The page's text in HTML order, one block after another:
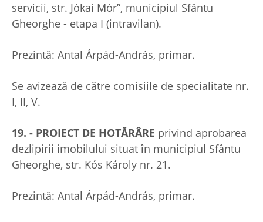
servicii, str. Jókai Mór”, municipiul Sfântu
Gheorghe - etapa I (intravilan).
Prezintă: Antal Árpád-András, primar.
Se avizează de către comisiile de specialitate nr.
I, II, V.
19. - PROIECT DE HOTĂRÂRE privind aprobarea
dezlipirii imobilului situat în municipiul Sfântu
Gheorghe, str. Kós Károly nr. 21.
Prezintă: Antal Árpád-András, primar.